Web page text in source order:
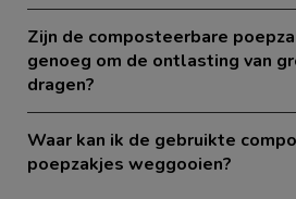
Zijn de composteerbare
genoeg om de ontlasting van
dragen?
Waar kan ik de gebruikte
poepzakjes weggooien?